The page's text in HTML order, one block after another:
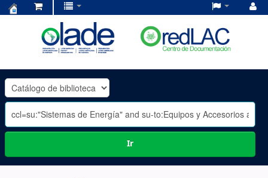
OLADE
-
Ir